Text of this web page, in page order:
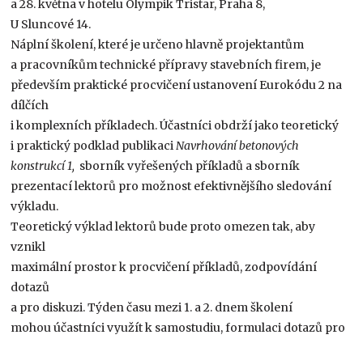
a 28. května v hotelu Olympik Tristar, Praha 8,
U Sluncové 14.
Náplní školení, které je určeno hlavně projektantům
a pracovníkům technické přípravy stavebních firem, je
především praktické procvičení ustanovení Eurokódu 2 na
dílčích
i komplexních příkladech. Účastníci obdrží jako teoretický
i praktický podklad publikaci Navrhování betonových
konstrukcí 1, sborník vyřešených příkladů a sborník
prezentací lektorů pro možnost efektivnějšího sledování
výkladu.
Teoretický výklad lektorů bude proto omezen tak, aby
vznikl
maximální prostor k procvičení příkladů, zodpovídání
dotazů
a pro diskuzi. Týden času mezi 1. a 2. dnem školení
mohou účastníci využít k samostudiu, formulaci dotazů pro